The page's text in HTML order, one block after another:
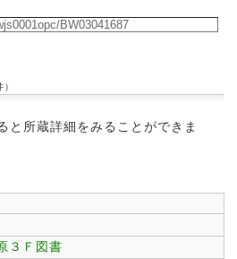
と所蔵詳細をみることができま
３Ｆ図書